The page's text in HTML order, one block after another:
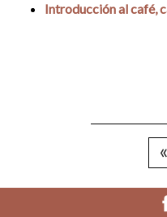
Introducción al café,
«